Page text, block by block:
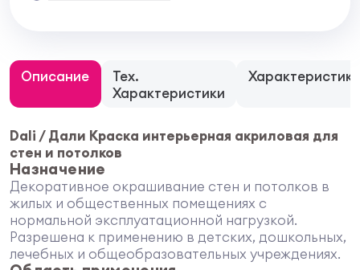
Описание
Тех.
Характеристики
Характеристики
Dali / Дали Краска интерьерная акриловая для
стен и потолков
Назначение
Декоративное окрашивание стен и потолков в
жилых и общественных помещениях с
нормальной эксплуатационной нагрузкой.
Разрешена к применению в детских, дошкольных,
лечебных и общеобразовательных учреждениях.